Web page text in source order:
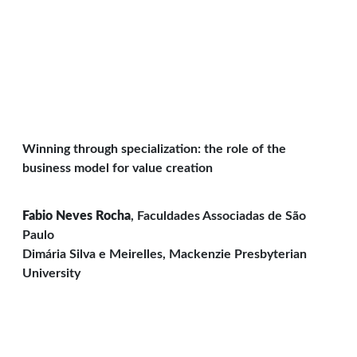
Winning through specialization: the role of the
business model for value creation
Fabio Neves Rocha, Faculdades Associadas de São
Paulo
Dimária Silva e Meirelles, Mackenzie Presbyterian
University